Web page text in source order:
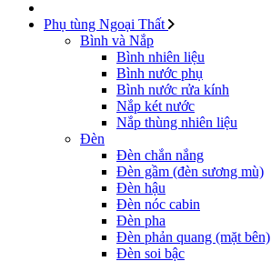
Phụ tùng Ngoại Thất
Bình và Nắp
Bình nhiên liệu
Bình nước phụ
Bình nước rửa kính
Nắp két nước
Nắp thùng nhiên liệu
Đèn
Đèn chắn nắng
Đèn gầm (đèn sương mù)
Đèn hậu
Đèn nóc cabin
Đèn pha
Đèn phản quang (mặt bên)
Đèn soi bậc